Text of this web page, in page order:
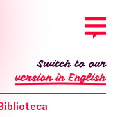
Switch to our
version in English